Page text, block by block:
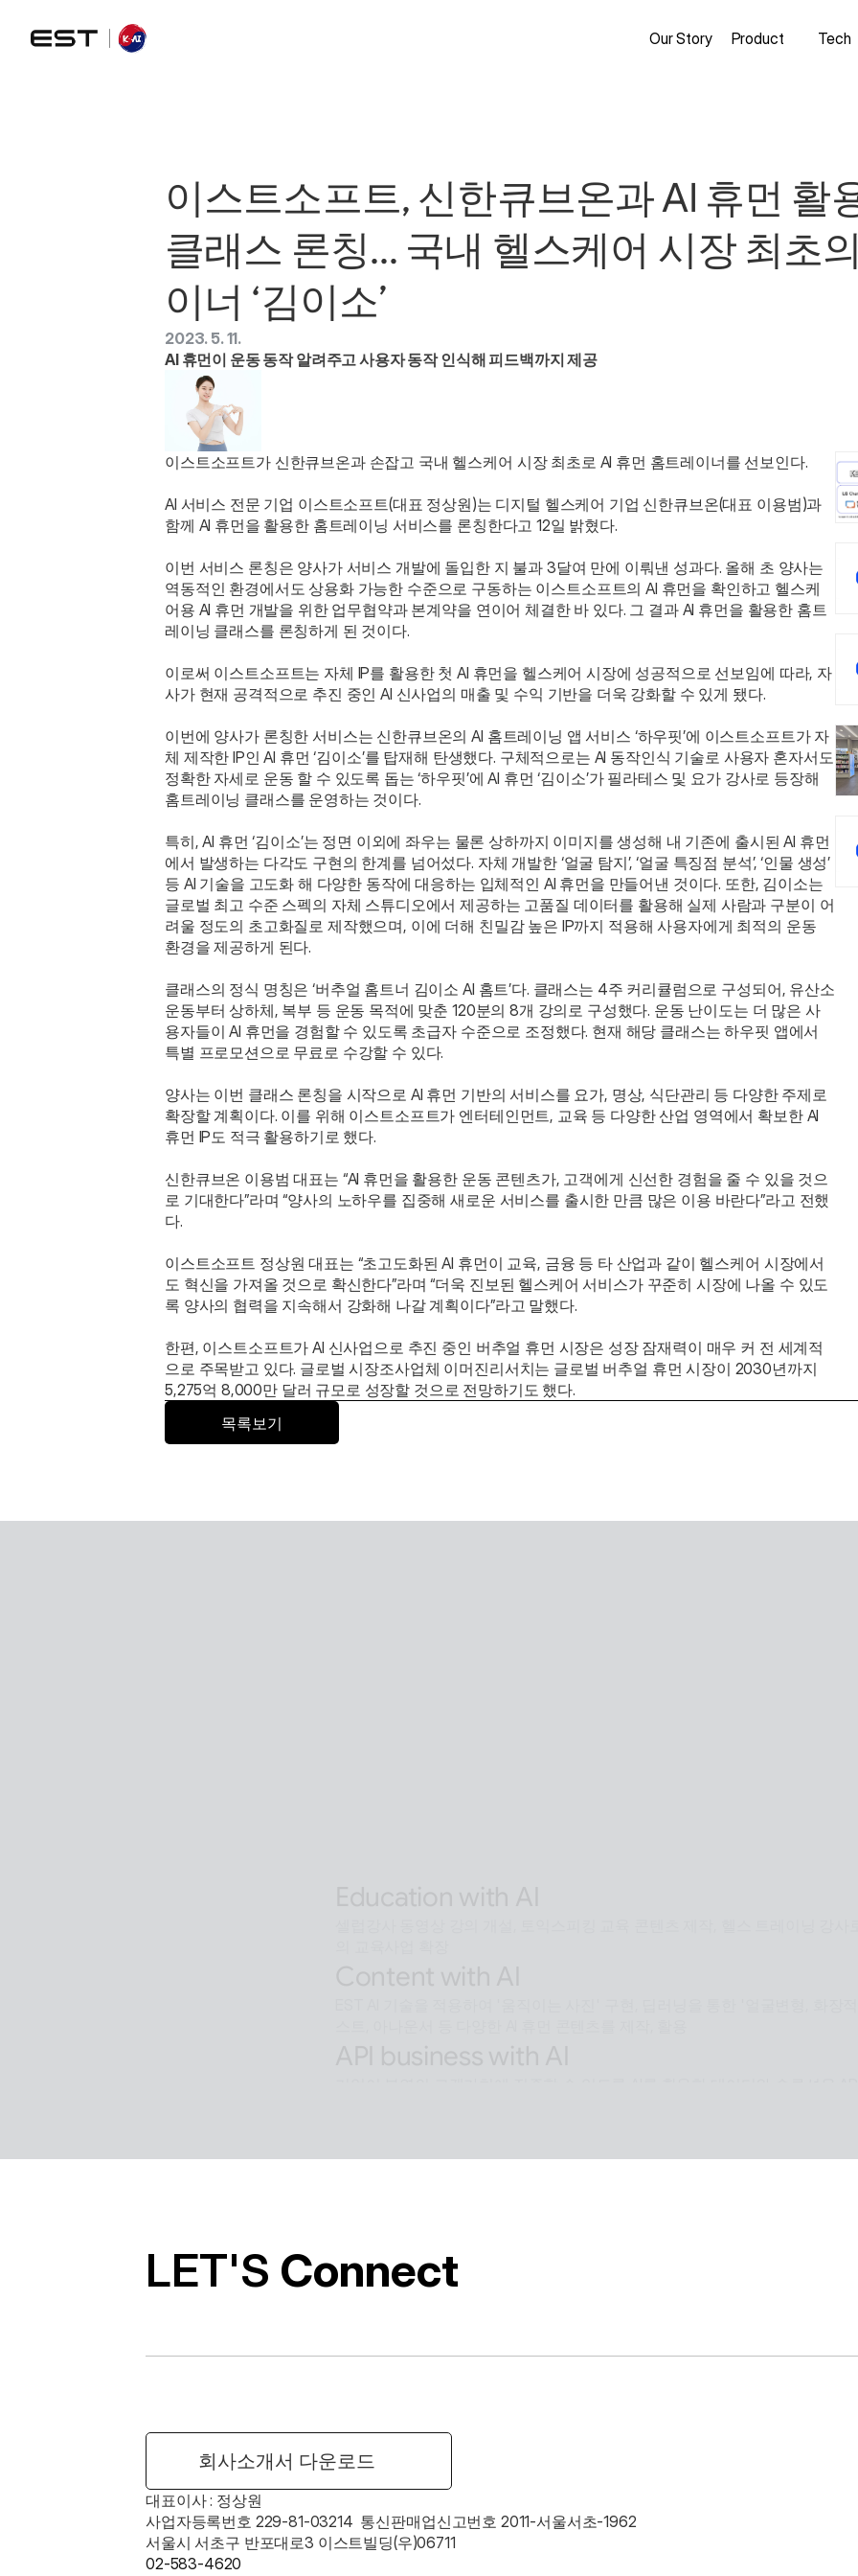
Our Story Product Tech
이스트소프트, 신한큐브온과 AI 휴먼 활
클래스 론칭… 국내 헬스케어 시장 최초
이너 ‘김이소’
2023. 5. 11.
AI 휴먼이 운동 동작 알려주고 사용자 동작 인식해 피드백까지 제공
이스트소프트가 신한큐브온과 손잡고 국내 헬스케어 시장 최초로 AI 휴먼 홈트레이너를 선보인다.
AI 서비스 전문 기업 이스트소프트(대표 정상원)는 디지털 헬스케어 기업 신한큐브온(대표 이용범)과
함께 AI 휴먼을 활용한 홈트레이닝 서비스를 론칭한다고 12일 밝혔다.
이번 서비스 론칭은 양사가 서비스 개발에 돌입한 지 불과 3달여 만에 이뤄낸 성과다. 올해 초 양사는
역동적인 환경에서도 상용화 가능한 수준으로 구동하는 이스트소프트의 AI 휴먼을 확인하고 헬스케
어용 AI 휴먼 개발을 위한 업무협약과 본계약을 연이어 체결한 바 있다. 그 결과 AI 휴먼을 활용한 홈트
레이닝 클래스를 론칭하게 된 것이다.
이로써 이스트소프트는 자체 IP를 활용한 첫 AI 휴먼을 헬스케어 시장에 성공적으로 선보임에 따라, 자
사가 현재 공격적으로 추진 중인 AI 신사업의 매출 및 수익 기반을 더욱 강화할 수 있게 됐다.
이번에 양사가 론칭한 서비스는 신한큐브온의 AI 홈트레이닝 앱 서비스 ‘하우핏’에 이스트소프트가 자
체 제작한 IP인 AI 휴먼 ‘김이소’를 탑재해 탄생했다. 구체적으로는 AI 동작인식 기술로 사용자 혼자서도
정확한 자세로 운동 할 수 있도록 돕는 ‘하우핏’에 AI 휴먼 ‘김이소’가 필라테스 및 요가 강사로 등장해
홈트레이닝 클래스를 운영하는 것이다.
특히, AI 휴먼 ‘김이소’는 정면 이외에 좌우는 물론 상하까지 이미지를 생성해 내 기존에 출시된 AI 휴먼
에서 발생하는 다각도 구현의 한계를 넘어섰다. 자체 개발한 ‘얼굴 탐지’, ‘얼굴 특징점 분석’, ‘인물 생성’
등 AI 기술을 고도화 해 다양한 동작에 대응하는 입체적인 AI 휴먼을 만들어낸 것이다. 또한, 김이소는
글로벌 최고 수준 스펙의 자체 스튜디오에서 제공하는 고품질 데이터를 활용해 실제 사람과 구분이 어
려울 정도의 초고화질로 제작했으며, 이에 더해 친밀감 높은 IP까지 적용해 사용자에게 최적의 운동
환경을 제공하게 된다.
클래스의 정식 명칭은 ‘버추얼 홈트너 김이소 AI 홈트’다. 클래스는 4주 커리큘럼으로 구성되어, 유산소
운동부터 상하체, 복부 등 운동 목적에 맞춘 120분의 8개 강의로 구성했다. 운동 난이도는 더 많은 사
용자들이 AI 휴먼을 경험할 수 있도록 초급자 수준으로 조정했다. 현재 해당 클래스는 하우핏 앱에서
특별 프로모션으로 무료로 수강할 수 있다.
양사는 이번 클래스 론칭을 시작으로 AI 휴먼 기반의 서비스를 요가, 명상, 식단관리 등 다양한 주제로
확장할 계획이다. 이를 위해 이스트소프트가 엔터테인먼트, 교육 등 다양한 산업 영역에서 확보한 AI
휴먼 IP도 적극 활용하기로 했다.
신한큐브온 이용범 대표는 “AI 휴먼을 활용한 운동 콘텐츠가, 고객에게 신선한 경험을 줄 수 있을 것으
로 기대한다”라며 “양사의 노하우를 집중해 새로운 서비스를 출시한 만큼 많은 이용 바란다”라고 전했
다.
이스트소프트 정상원 대표는 “초고도화된 AI 휴먼이 교육, 금융 등 타 산업과 같이 헬스케어 시장에서
도 혁신을 가져올 것으로 확신한다”라며 “더욱 진보된 헬스케어 서비스가 꾸준히 시장에 나올 수 있도
록 양사의 협력을 지속해서 강화해 나갈 계획이다”라고 말했다.
한편, 이스트소프트가 AI 신사업으로 추진 중인 버추얼 휴먼 시장은 성장 잠재력이 매우 커 전 세계적
으로 주목받고 있다. 글로벌 시장조사업체 이머진리서치는 글로벌 버추얼 휴먼 시장이 2030년까지
5,275억 8,000만 달러 규모로 성장할 것으로 전망하기도 했다.
목록보기
경의 유틸리티를 제공합니다.
LET'S Connect
회사소개서 다운로드
대표이사 : 정상원
사업자등록번호 229-81-03214  통신판매업신고번호 2011-서울서초-1962
서울시 서초구 반포대로3 이스트빌딩(우)06711
02-583-4620